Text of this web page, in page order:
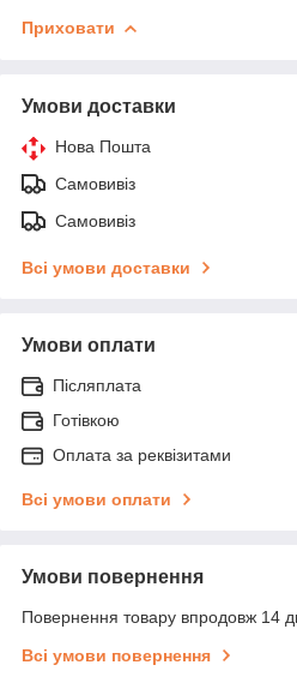
Приховати
Умови доставки
Нова Пошта
Самовивіз
Самовивіз
Всі умови доставки
Умови оплати
Післяплата
Готівкою
Оплата за реквізитами
Всі умови оплати
Умови повернення
Повернення товару впродовж 14
Всі умови повернення